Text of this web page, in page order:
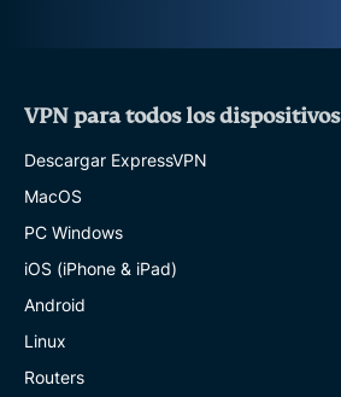
VPN para todos los dispositivos
Descargar ExpressVPN
MacOS
PC Windows
iOS (iPhone & iPad)
Android
Linux
Routers